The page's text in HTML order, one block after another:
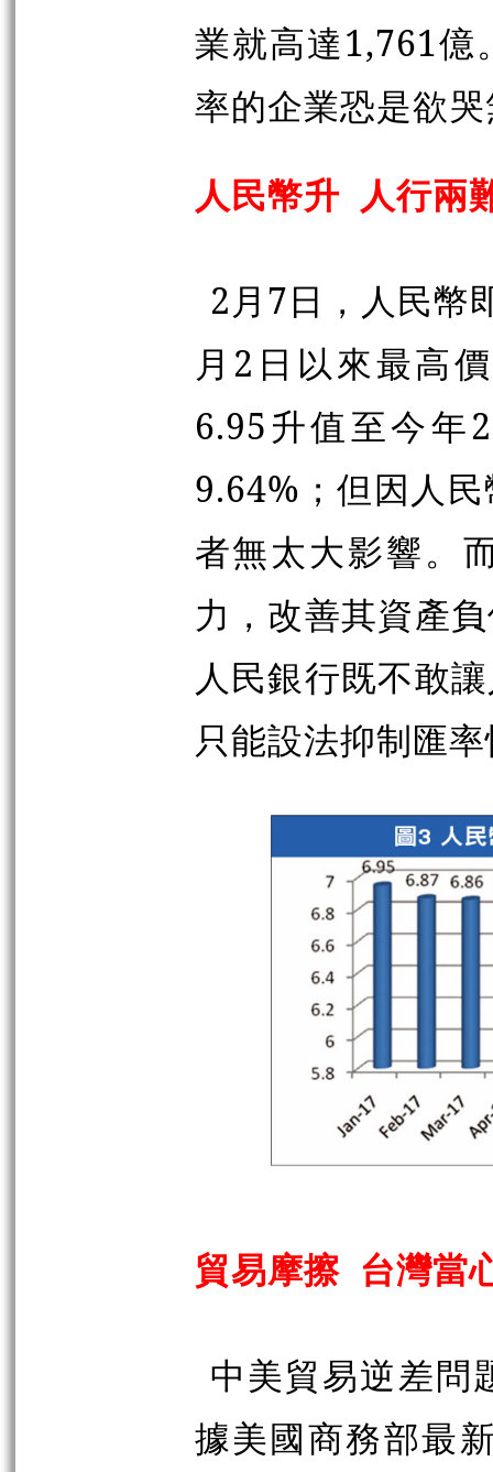
業就高達1,761億
率的企業恐是欲
人民幣升 人行兩
2月7日，人民幣
月2日以來最高
6.95升值至今年
9.64%；但因人
者無太大影響。
力，改善其資產
人民銀行既不敢
只能設法抑制匯
貿易摩擦 台灣當
中美貿易逆差問
據美國商務部最